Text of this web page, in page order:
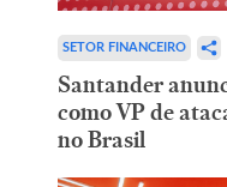
SETOR FINANCEIRO
Santander
como VP de
no Brasil